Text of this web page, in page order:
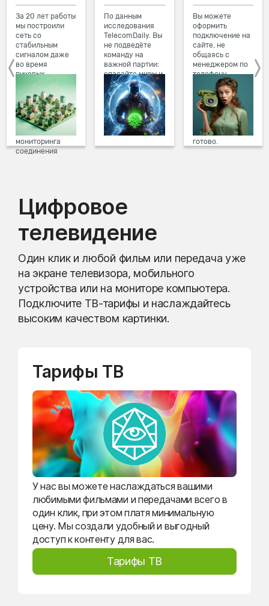
За 20 лет работы
мы построили
сеть со
стабильным
сигналом даже
во время
пиковых
нагрузок в
вечернее время.
Мы постоянно
обновляем наше
оборудование в
домах, а система
мониторинга
соединения
По данным
исследования
TelecomDaily. Вы
не подведёте
команду на
важной партии:
спасайте миры и
побеждайте с
друзьями в
онлайн-играх.
Вы можете
оформить
подключение на
сайте, не
общаясь с
менеджером по
телефону.
Просто в три
клика заполните
форму заявки на
сайте, выберите
дату и время
подключения,
готово.
Цифровое
телевидение
Один клик и любой фильм или передача уже
на экране телевизора, мобильного
устройства или на мониторе компьютера.
Подключите ТВ-тарифы и наслаждайтесь
высоким качеством картинки.
Тарифы ТВ
У нас вы можете наслаждаться вашими
любимыми фильмами и передачами всего в
один клик, при этом платя минимальную
цену. Мы создали удобный и выгодный
доступ к контенту для вас.
Тарифы ТВ